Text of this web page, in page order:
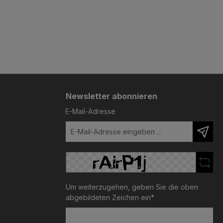
Newsletter abonnieren
E-Mail-Adresse
Um weiterzugehen, geben Sie die oben
abgebildeten Zeichen ein*